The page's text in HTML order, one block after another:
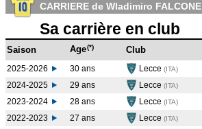
CARRIERE de Wladimiro FALCONE
Sa carrière en club
Saison Age(*) Club
2025-2026 30 ans Lecce (ITA)
2024-2025
29 ans Lecce (ITA)
2023-2024
28 ans Lecce (ITA)
2022-2023
27 ans Lecce (ITA)